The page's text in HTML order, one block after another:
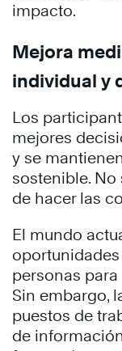
impacto.
Mejora
individual y
Los
mejores
y se
sostenible. No
de hacer las
El mundo
personas
Sin embargo,
puestos de
de